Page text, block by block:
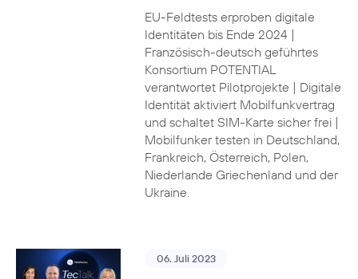
EU-Feldtests erproben digitale
Identitäten bis Ende 2024 |
Französisch-deutsch geführtes
Konsortium POTENTIAL
verantwortet Pilotprojekte | Digitale
Identität aktiviert Mobilfunkvertrag
und schaltet SIM-Karte sicher frei |
Mobilfunker testen in Deutschland,
Frankreich, Österreich, Polen,
Niederlande Griechenland und der
Ukraine.
06. Juli 2023